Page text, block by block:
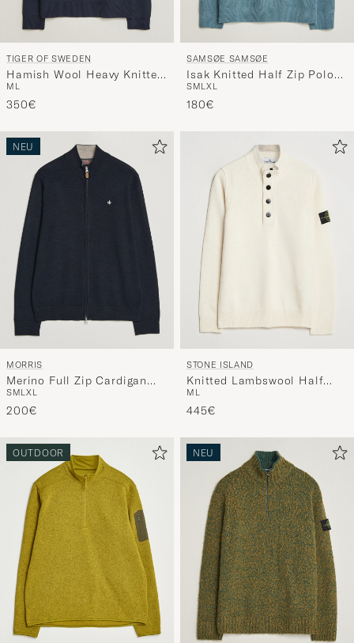
TIGER OF SWEDEN
Hamish Wool Heavy Knitted
Half Zip Night Grape
M L
350€
SAMSØE SAMSØE
Isak Knitted Half Zip Polo
Stormy Sea
SMLXL
180€
NEU
MORRIS
Merino Full Zip Cardigan
Navy
SMLXL
200€
STONE ISLAND
Knitted Lambswool Half
Button Zip Ivory
M L
445€
OUTDOOR NEU